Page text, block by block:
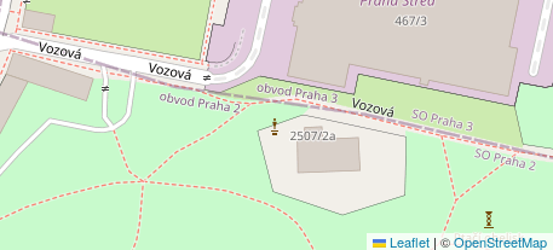
Leaflet |©OpenStreetMap